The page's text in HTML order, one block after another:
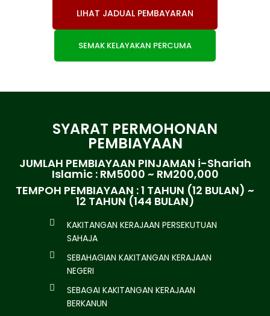
LIHAT JADUAL PEMBAYARAN
SEMAK KELAYAKAN PERCUMA
SYARAT PERMOHONAN
PEMBIAYAAN
JUMLAH PEMBIAYAAN PINJAMAN i-Shariah
Islamic : RM5000 ~ RM200,000
TEMPOH PEMBIAYAAN : 1 TAHUN (12 BULAN) ~
12 TAHUN (144 BULAN)
KAKITANGAN KERAJAAN PERSEKUTUAN
SAHAJA
SEBAHAGIAN KAKITANGAN KERAJAAN
NEGERI
SEBAGAI KAKITANGAN KERAJAAN
BERKANUN